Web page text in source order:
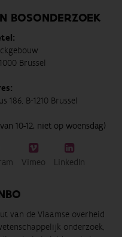
BOSONDERZOEK
Brussel
186, B-1210 Brussel
10-12, niet op woensdag)
Vimeo LinkedIn
van de Vlaamse overheid
onderzoek,